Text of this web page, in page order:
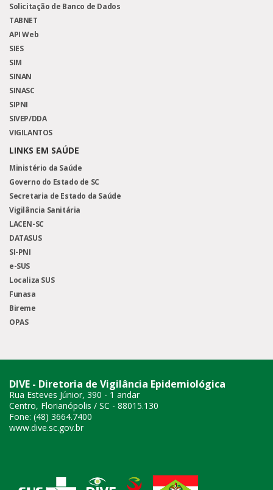
Solicitação de Banco de Dados
TABNET
API Web
SIES
SIM
SINAN
SINASC
SIPNI
SIVEP/DDA
VIGILANTOS
LINKS EM SAÚDE
Ministério da Saúde
Governo do Estado de SC
Secretaria de Estado da Saúde
Vigilância Sanitária
LACEN-SC
DATASUS
SI-PNI
e-SUS
Localiza SUS
Funasa
Bireme
OPAS
DIVE - Diretoria de Vigilância Epidemiológica
Rua Esteves Júnior, 390 - 1 andar
Centro, Florianópolis / SC - 88015.130
Fone: (48) 3664.7400
www.dive.sc.gov.br